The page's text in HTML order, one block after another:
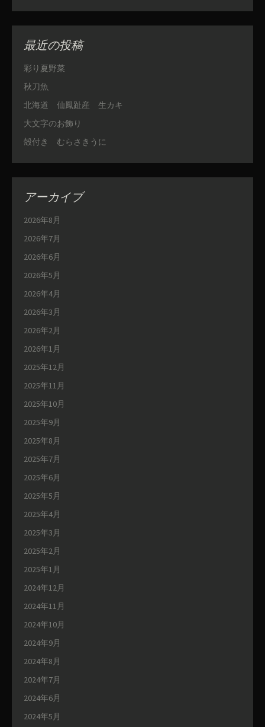
最近の投稿
彩り夏野菜
秋刀魚
北海道 仙鳳趾産 生カキ
大文字のお飾り
殻付き むらさきうに
アーカイブ
2026年8月
2026年7月
2026年6月
2026年5月
2026年4月
2026年3月
2026年2月
2026年1月
2025年12月
2025年11月
2025年10月
2025年9月
2025年8月
2025年7月
2025年6月
2025年5月
2025年4月
2025年3月
2025年2月
2025年1月
2024年12月
2024年11月
2024年10月
2024年9月
2024年8月
2024年7月
2024年6月
2024年5月